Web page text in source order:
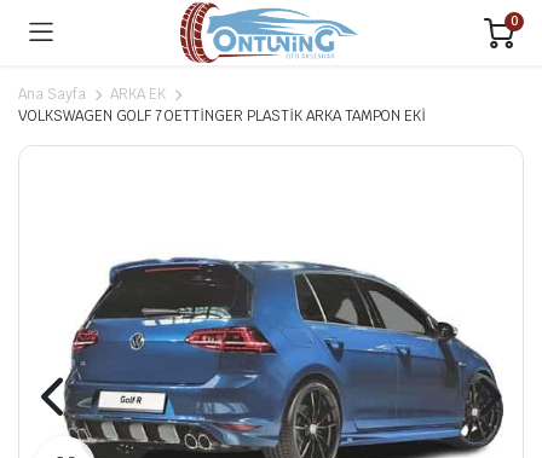
0
Ana Sayfa
ARKA EK
VOLKSWAGEN GOLF 7 OETTİNGER PLASTİK ARKA TAMPON EKİ